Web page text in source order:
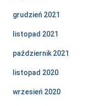
grudzień 2021
listopad 2021
październik 2021
listopad 2020
wrzesień 2020